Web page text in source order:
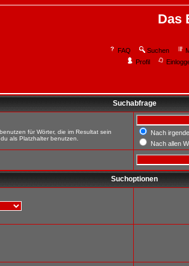
Das
FAQ Suchen
Profil
Suchabfrage
für Wörter, die im Resultat sein
als Platzhalter benutzen.
Nach
Nach allen
Suchoptionen